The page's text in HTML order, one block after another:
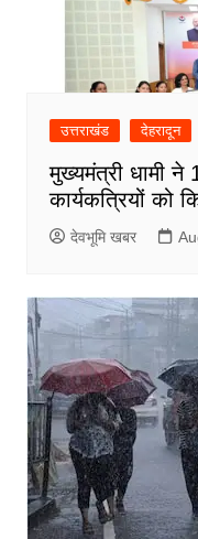
उत्तराखंड देहरादून
मुख्यमंत्री धामी
कार्यकत्रियों को
देवभूमि खबर